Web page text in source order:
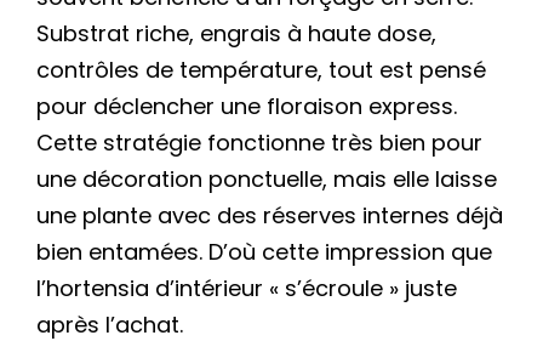
Substrat riche, engrais à haute dose,
contrôles de température, tout est pensé
pour déclencher une floraison express.
Cette stratégie fonctionne très bien pour
une décoration ponctuelle, mais elle laisse
une plante avec des réserves internes déjà
bien entamées. D’où cette impression que
l’hortensia d’intérieur « s’écroule » juste
après l’achat.